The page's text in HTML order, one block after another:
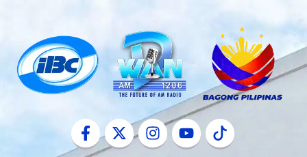
content